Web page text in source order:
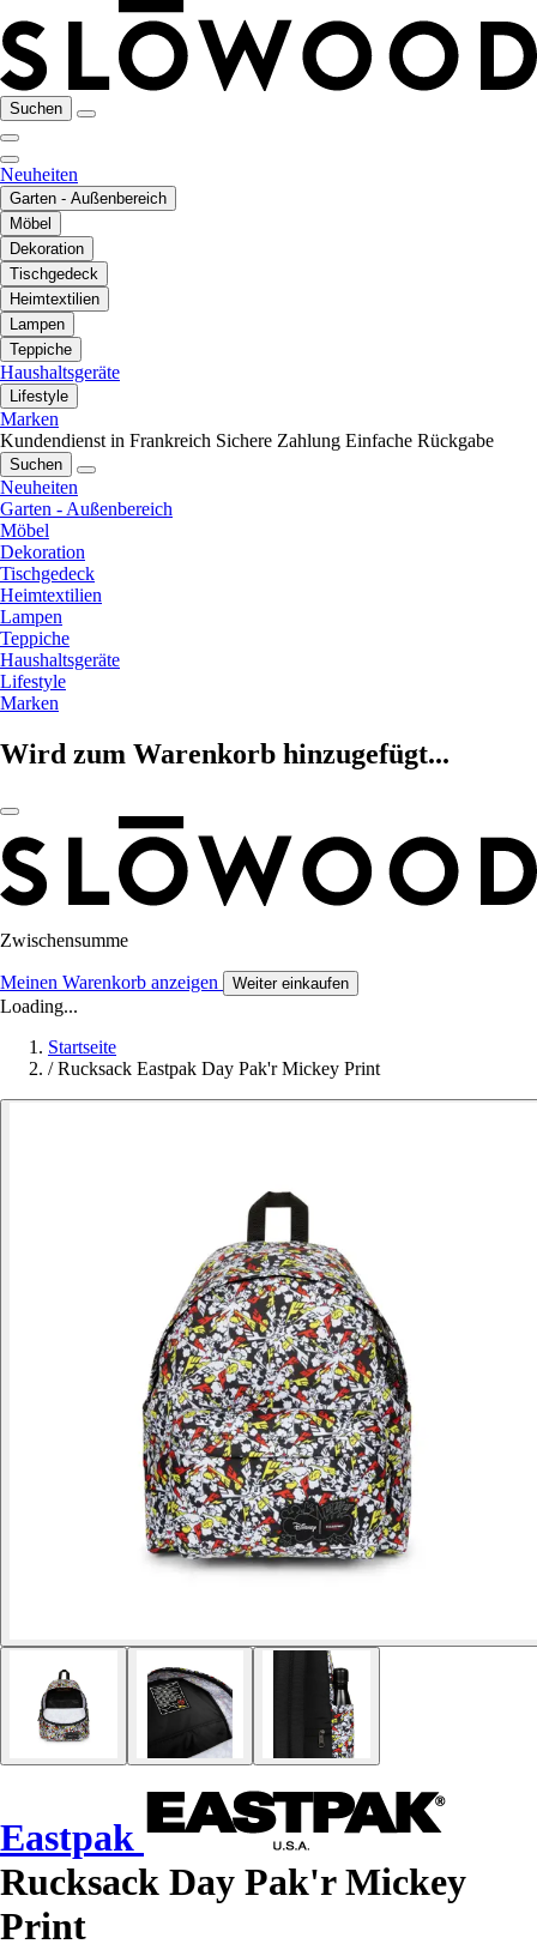
Suchen
Neuheiten
Garten - Außenbereich
Möbel
Dekoration
Tischgedeck
Heimtextilien
Lampen
Teppiche
Haushaltsgeräte
Lifestyle
Marken
Kundendienst in Frankreich Sichere Zahlung Einfache Rückgabe
Suchen
Neuheiten
Garten - Außenbereich
Möbel
Dekoration
Tischgedeck
Heimtextilien
Lampen
Teppiche
Haushaltsgeräte
Lifestyle
Marken
Wird zum Warenkorb hinzugefügt...
Zwischensumme
Meinen Warenkorb anzeigen Weiter einkaufen
Loading...
Startseite
/ Rucksack Eastpak Day Pak'r Mickey Print
Eastpak
Rucksack Day Pak'r Mickey
Print